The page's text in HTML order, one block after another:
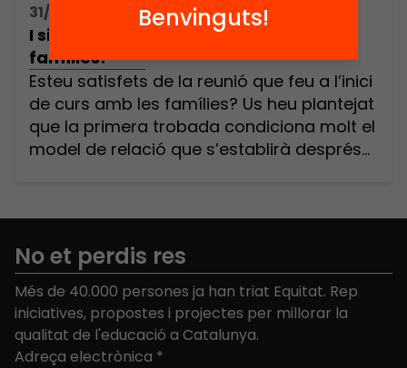
31/03/2017 16:00h - 18:00h
I si redissenyem la reunió amb les
famílies?
Esteu satisfets de la reunió que feu a l’inici
de curs amb les famílies? Us heu plantejat
que la primera trobada condiciona molt el
model de relació que s’establirà després?
que veu fer? Us agradaria imaginar-la
No et perdis res
Més de 40.000 persones ja han triat Equitat. Rep
iniciatives, propostes i projectes per millorar la
qualitat de l'educació a Catalunya.
Adreça electrònica *
Benvinguts!